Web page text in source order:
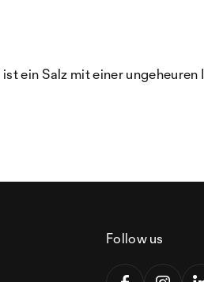
ein Salz mit einer
Follow us